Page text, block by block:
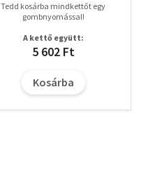
Tedd kosárba mindkettőt egy
gombnyomással!
A kettő együtt:
5 602 Ft
Kosárba